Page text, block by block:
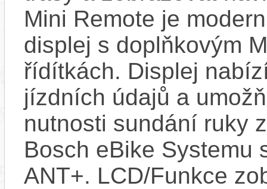
Mini Remote je
displej s doplňkovým
řídítkách. Displej
jízdních údajů a
nutnosti sundání ruky
Bosch eBike Systemu
ANT+. LCD/Funkce